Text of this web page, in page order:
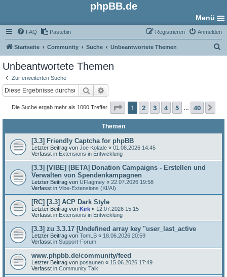
phpBB.de
Menü
FAQ Pastebin Anmelden
Registrieren
Startseite Community Suche Unbeantwortete Themen
Unbeantwortete Themen
Zur erweiterten Suche
Suche
Die Suche ergab mehr als 1000 Treffer Seite 1von 40
1 2 3 4 5 40
Themen
[3.3] Friendly Captcha for phpBB
Letzter Beitrag von Joe Kolade « 01.08.2026 14:45
Verfasst in Extensions in Entwicklung
[3.3] [VIBE] [BETA] Donation Campaigns - Erstellen und
Verwalten von Spendenkampagnen
Letzter Beitrag von UFlagmey « 22.07.2026 19:58
Verfasst in Vibe-Extensions (KI/AI)
[RC] [3.3] ACP Dark Style
Letzter Beitrag von Kirk « 12.07.2026 15:15
Verfasst in Extensions in Entwicklung
[3.3] zu 3.3.17 [Undefined array key "user_last_active
Letzter Beitrag von TomLB « 18.06.2026 20:59
Verfasst in Support-Forum
www.phpbb.de/community/feed
Letzter Beitrag von posaunen « 15.06.2026 17:49
Verfasst in Community Talk